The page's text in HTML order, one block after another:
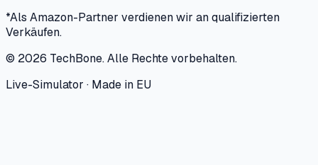
*Als Amazon-Partner verdienen wir an qualifizierten
Verkäufen.
© 2026 TechBone.Alle Rechte vorbehalten.
Live-Simulator · Made in EU